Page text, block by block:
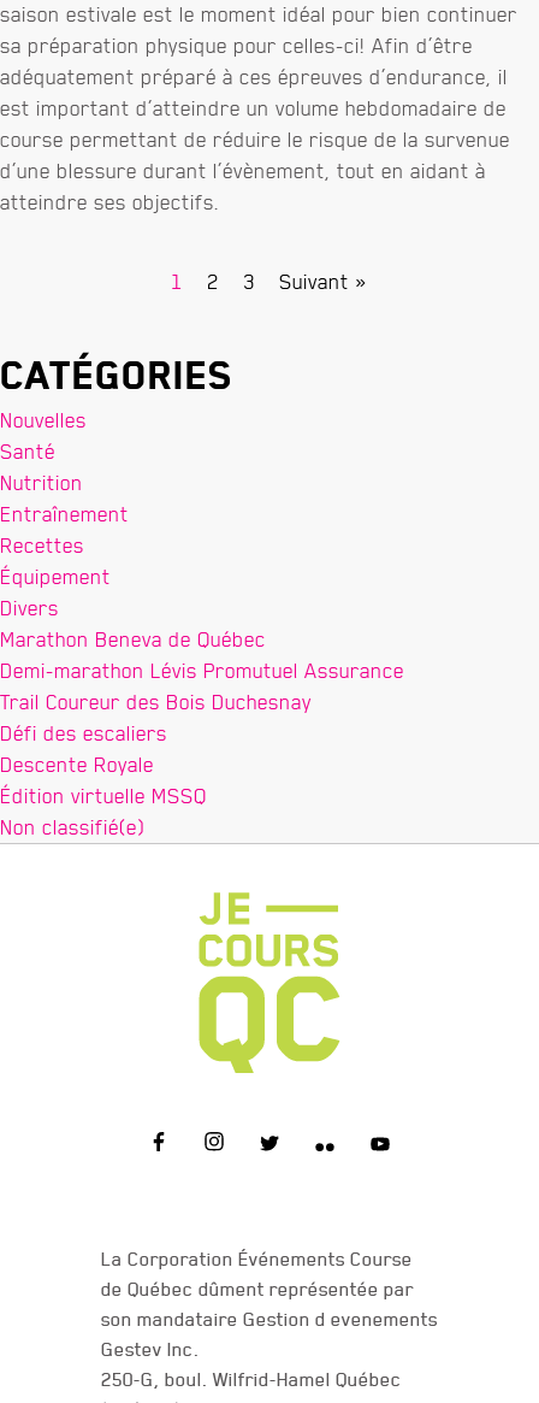
saison estivale est le moment idéal pour bien continuer
sa préparation physique pour celles-ci! Afin d’être
adéquatement préparé à ces épreuves d’endurance, il
est important d’atteindre un volume hebdomadaire de
course permettant de réduire le risque de la survenue
d’une blessure durant l’évènement, tout en aidant à
atteindre ses objectifs.
1 2 3 Suivant »
Catégories
Nouvelles
Santé
Nutrition
Entraînement
Recettes
Équipement
Divers
Marathon Beneva de Québec
Demi-marathon Lévis Promutuel Assurance
Trail Coureur des Bois Duchesnay
Défi des escaliers
Descente Royale
Édition virtuelle MSSQ
Non classifié(e)
La Corporation Événements Course
de Québec dûment représentée par
son mandataire Gestion d evenements
Gestev Inc.
250-G, boul. Wilfrid-Hamel Québec